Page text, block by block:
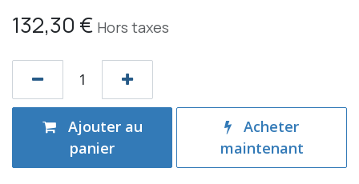
132,30 € Hors taxes
Ajouter au
panier
Acheter
maintenant